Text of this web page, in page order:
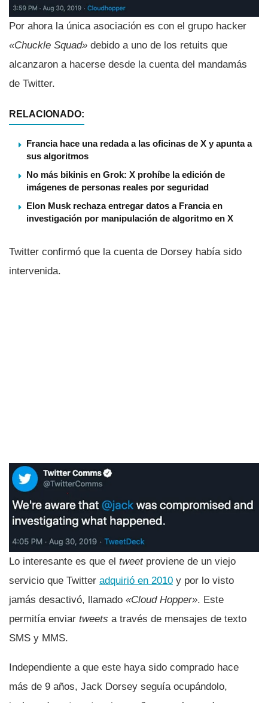
Por ahora la única asociación es con el grupo hacker
«Chuckle Squad» debido a uno de los retuits que
alcanzaron a hacerse desde la cuenta del mandamás
de Twitter.
RELACIONADO:
Francia hace una redada a las oficinas de X y apunta a
sus algoritmos
No más bikinis en Grok: X prohíbe la edición de
imágenes de personas reales por seguridad
Elon Musk rechaza entregar datos a Francia en
investigación por manipulación de algoritmo en X
Twitter confirmó que la cuenta de Dorsey habí­a sido
intervenida.
Lo interesante es que el tweetproviene de un viejo
servicio que Twitter adquirió en 2010 y por lo visto
jamás desactivó, llamado «Cloud Hopper». Este
permití­a enviar tweets a través de mensajes de texto
SMS y MMS.
Independiente a que este haya sido comprado hace
más de 9 años, Jack Dorsey seguí­a ocupándolo,